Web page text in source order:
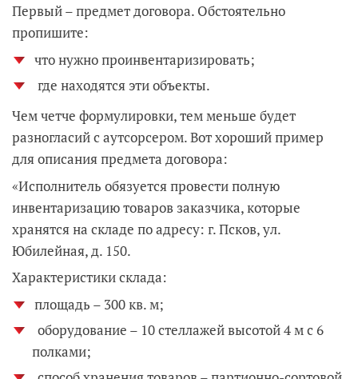
Первый – предмет договора. Обстоятельно
пропишите:
что нужно проинвентаризировать;
где находятся эти объекты.
Чем четче формулировки, тем меньше будет
разногласий с аутсорсером. Вот хороший пример
для описания предмета договора:
«Исполнитель обязуется провести полную
инвентаризацию товаров заказчика, которые
хранятся на складе по адресу: г. Псков, ул.
Юбилейная, д. 150.
Характеристики склада:
площадь – 300 кв. м;
оборудование – 10 стеллажей высотой 4 м с 6
полками;